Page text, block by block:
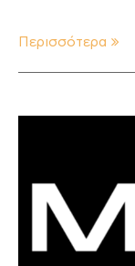
Περισσότερα